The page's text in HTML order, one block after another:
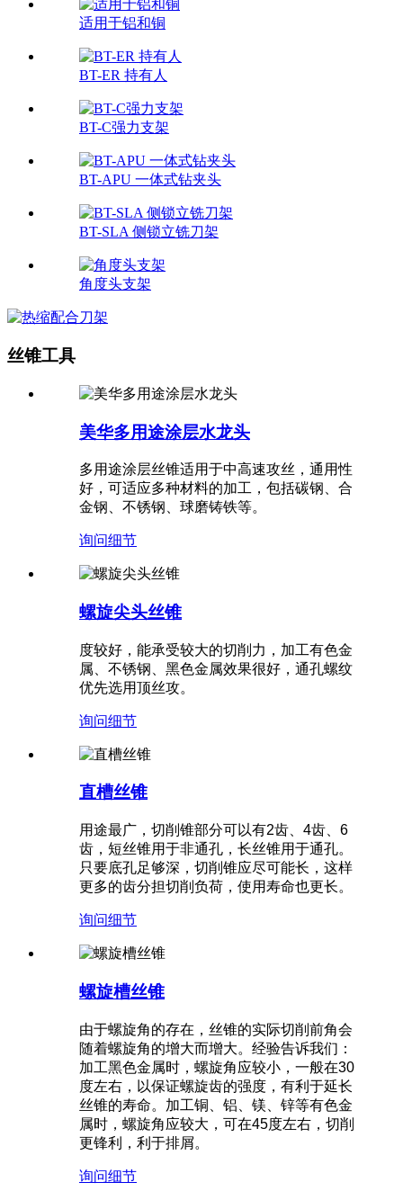
适用于铝和铜
BT-ER 持有人
BT-C强力支架
BT-APU 一体式钻夹头
BT-SLA 侧锁立铣刀架
角度头支架
丝锥工具
美华多用途涂层水龙头
多用途涂层丝锥适用于中高速攻丝，通用性
好，可适应多种材料的加工，包括碳钢、合
金钢、不锈钢、球磨铸铁等。
询问细节
螺旋尖头丝锥
度较好，能承受较大的切削力，加工有色金
属、不锈钢、黑色金属效果很好，通孔螺纹
优先选用顶丝攻。
询问细节
直槽丝锥
用途最广，切削锥部分可以有2齿、4齿、6
齿，短丝锥用于非通孔，长丝锥用于通孔。
只要底孔足够深，切削锥应尽可能长，这样
更多的齿分担切削负荷，使用寿命也更长。
询问细节
螺旋槽丝锥
由于螺旋角的存在，丝锥的实际切削前角会
随着螺旋角的增大而增大。经验告诉我们：
加工黑色金属时，螺旋角应较小，一般在30
度左右，以保证螺旋齿的强度，有利于延长
丝锥的寿命。加工铜、铝、镁、锌等有色金
属时，螺旋角应较大，可在45度左右，切削
更锋利，利于排屑。
询问细节